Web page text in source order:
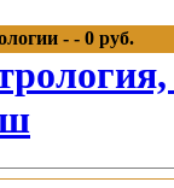
- - 0 руб.